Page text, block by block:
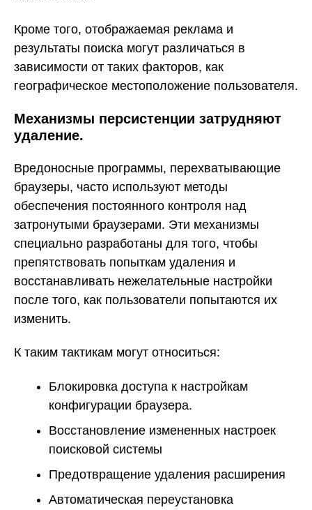
Кроме того, отображаемая реклама и
результаты поиска могут различаться в
зависимости от таких факторов, как
географическое местоположение пользователя.
Механизмы персистенции затрудняют
удаление.
Вредоносные программы, перехватывающие
браузеры, часто используют методы
обеспечения постоянного контроля над
затронутыми браузерами. Эти механизмы
специально разработаны для того, чтобы
препятствовать попыткам удаления и
восстанавливать нежелательные настройки
после того, как пользователи попытаются их
изменить.
К таким тактикам могут относиться:
Блокировка доступа к настройкам
конфигурации браузера.
Восстановление измененных настроек
поисковой системы
Предотвращение удаления расширения
Автоматическая переустановка